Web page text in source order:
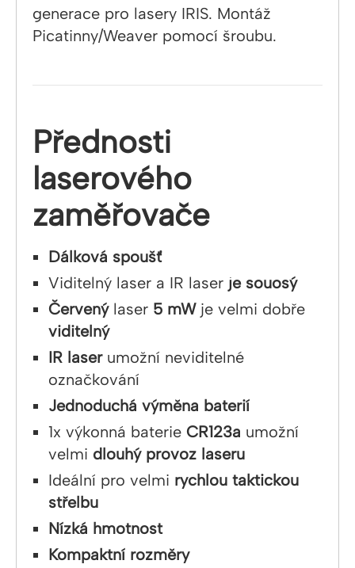
generace pro lasery IRIS. Montáž
Picatinny/Weaver pomocí šroubu.
Přednosti
laserového
zaměřovače
Dálková spoušť
Viditelný laser a IR laser je souosý
Červený laser 5 mWje velmi dobře
viditelný
IR laser umožní neviditelné
označkování
Jednoduchá výměna baterií
1x výkonná baterie CR123a umožní
velmi dlouhý provoz laseru
Ideální pro velmi rychlou taktickou
střelbu
Nízká hmotnost
Kompaktní rozměry